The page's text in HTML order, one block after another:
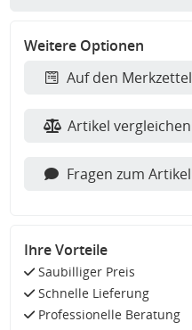
Weitere Optionen
Auf den Merkzettel
Artikel vergleichen
Fragen zum Artikel
Ihre Vorteile
Saubilliger Preis
Schnelle Lieferung
Professionelle Beratung